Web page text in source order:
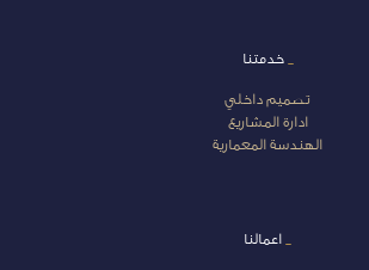
خدمتنا
تصميم داخلي
ادارة المشاريع
الهندسة المعمارية
اعمالنا